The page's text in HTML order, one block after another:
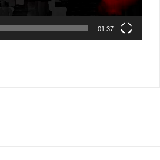
01:37